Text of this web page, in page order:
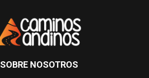
SOBRE NOSOTROS